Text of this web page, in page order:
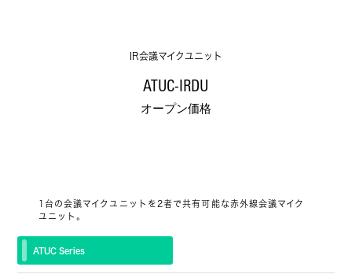
IR会議マイクユニット
ATUC-IRDU
オープン価格
1台の会議マイクユニットを2者で共有可能な赤外線会議マイク
ユニット。
ATUC Series